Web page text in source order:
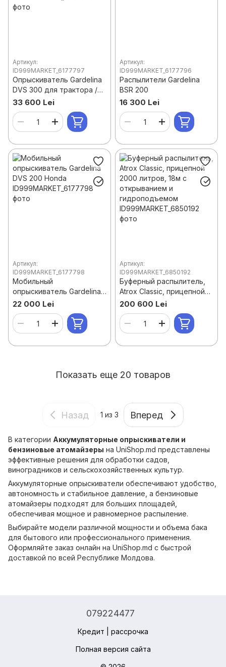
Артикул:
ID999MARKET_6177797
Опрыскиватель Gardelina
DVS 300 для трактора /
квадроцикла / трактора
33 600 Lei
Артикул:
ID999MARKET_6177796
Распылители Gardelina
BSR 200
16 300 Lei
Артикул:
ID999MARKET_6177798
Мобильный
опрыскиватель Gardelina
DVS 200 Honda
22 000 Lei
Артикул:
ID999MARKET_6850192
Буферный распылитель,
Atrox Classic, прицепной
2000 литров, 18м с
открыванием и
гидроподъемом
200 600 Lei
Показать еще 20 товаров
Назад 1 из 3 Вперед
В категории Аккумуляторные опрыскиватели и
бензиновые атомайзеры на UniShop.md представлены
эффективные решения для обработки садов,
виноградников и сельскохозяйственных культур.
Аккумуляторные опрыскиватели обеспечивают удобство,
автономность и стабильное давление, а бензиновые
атомайзеры подходят для больших площадей,
обеспечивая мощное и равномерное распыление.
Выбирайте модели различной мощности и объема бака
для бытового или профессионального применения.
Оформляйте заказ онлайн на UniShop.md с быстрой
доставкой по всей Республике Молдова.
079224477
Кредит | рассрочка
Полная версия сайта